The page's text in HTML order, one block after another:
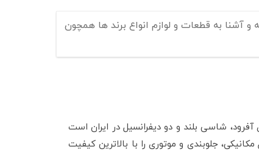
آشنا به قطعات و لوازم انواع برند ها همچون
شاسی‌ بلند و دو دیفرانسیل در ایران است
جلوبندی و موتوری را با بالاترین کیفیت